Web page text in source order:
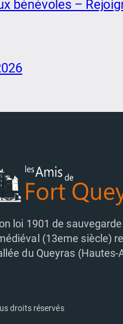
bénévoles –
loi 1901 de
(13eme siècle)
du Queyras (Hautes-
droits réservés